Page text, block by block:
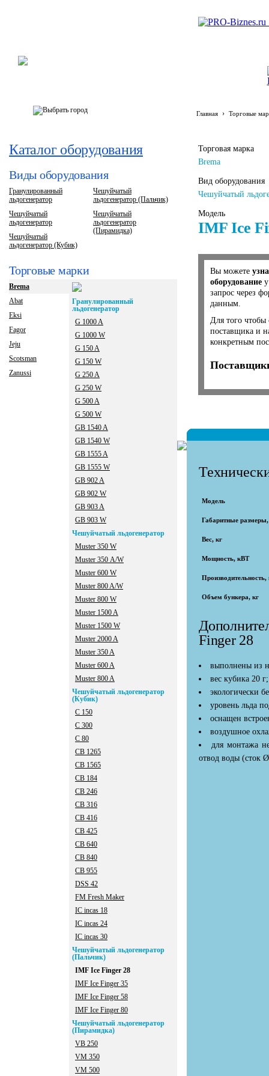
Главная › Торговые
Каталог оборудования
Виды оборудования
Гранулированный
льдогенератор
Чешуйчатый
льдогенератор
Чешуйчатый
льдогенератор (Кубик)
Чешуйчатый
льдогенератор (Пальчик)
Чешуйчатый
льдогенератор
(Пирамидка)
Торговые марки
Brema
Abat
Eksi
Fagor
Jeju
Scotsman
Zanussi
Гранулированный
льдогенератор
G 1000 A
G 1000 W
G 150 A
G 150 W
G 250 A
G 250 W
G 500 A
G 500 W
GB 1540 A
GB 1540 W
GB 1555 A
GB 1555 W
GB 902 A
GB 902 W
GB 903 A
GB 903 W
Чешуйчатый льдогенератор
Muster 350 W
Muster 350 А/W
Muster 600 W
Muster 800 A/W
Muster 800 W
Мuster 1500 A
Мuster 1500 W
Мuster 2000 A
Мuster 350 A
Мuster 600 A
Мuster 800 A
Чешуйчатый льдогенератор
(Кубик)
C 150
C 300
C 80
CB 1265
CB 1565
CB 184
CB 246
CB 316
CB 416
CB 425
CB 640
CB 840
CB 955
DSS 42
FM Fresh Maker
IC incas 18
IC incas 24
IC incas 30
Чешуйчатый льдогенератор
(Пальчик)
IMF Ice Finger 28
IMF Ice Finger 35
IMF Ice Finger 58
IMF Ice Finger 80
Чешуйчатый льдогенератор
(Пирамидка)
VB 250
VM 350
VM 500
Торговая марка
Brema
Вид оборудования
Чешуйчатый
Модель
IMF Ice
Вы можете
оборудование
запрос через
данным.
Для того чтобы
поставщика и
конкретным
Модель
Габаритные
Вес, кг
Мощность, кВТ
Производительность,
Объем бункера, кг
Finger 28
выполнены из
вес кубика 20 г;
экологически
уровень льда
оснащен
воздушное
для монтажа
отвод воды (сток